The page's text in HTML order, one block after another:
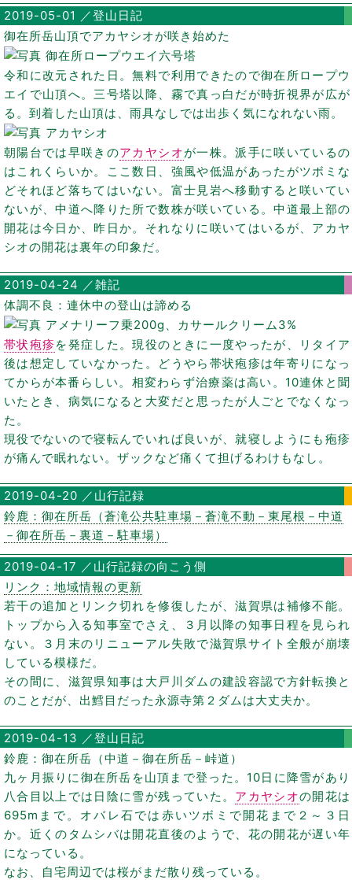
2019-05-01 ／登山日記
御在所岳山頂でアカヤシオが咲き始めた
令和に改元された日。無料で利用できたので御在所ロープウ
エイで山頂へ。三号塔以降、霧で真っ白だが時折視界が広が
る。到着した山頂は、雨具なしでは出歩く気になれない雨。
朝陽台では早咲きのアカヤシオが一株。派手に咲いているの
はこれくらいか。ここ数日、強風や低温があったがツボミな
どそれほど落ちてはいない。富士見岩へ移動すると咲いてい
ないが、中道へ降りた所で数株が咲いている。中道最上部の
開花は今日か、昨日か。それなりに咲いてはいるが、アカヤ
シオの開花は裏年の印象だ。
2019-04-24 ／雑記
体調不良：連休中の登山は諦める
帯状疱疹を発症した。現役のときに一度やったが、リタイア
後は想定していなかった。どうやら帯状疱疹は年寄りになっ
てからが本番らしい。相変わらず治療薬は高い。10連休と聞
いたとき、病気になると大変だと思ったが人ごとでなくなっ
た。
現役でないので寝転んでいれば良いが、就寝しようにも疱疹
が痛んで眠れない。ザックなど痛くて担げるわけもなし。
2019-04-20 ／山行記録
鈴鹿：御在所岳（蒼滝公共駐車場－蒼滝不動－東尾根－中道
－御在所岳－裏道－駐車場）
2019-04-17 ／山行記録の向こう側
リンク：地域情報の更新
若干の追加とリンク切れを修復したが、滋賀県は補修不能。
トップから入る知事室でさえ、３月以降の知事日程を見られ
ない。３月末のリニューアル失敗で滋賀県サイト全般が崩壊
している模様だ。
その間に、滋賀県知事は大戸川ダムの建設容認で方針転換と
のことだが、出鱈目だった永源寺第２ダムは大丈夫か。
2019-04-13 ／登山日記
鈴鹿：御在所岳（中道－御在所岳－峠道）
九ヶ月振りに御在所岳を山頂まで登った。10日に降雪があり
八合目以上では日陰に雪が残っていた。 アカヤシオの開花は
695mまで。オバレ石では赤いツボミで開花まで２～３日
か。近くのタムシバは開花直後のようで、花の開花が遅い年
になっている。
なお、自宅周辺では桜がまだ散り残っている。